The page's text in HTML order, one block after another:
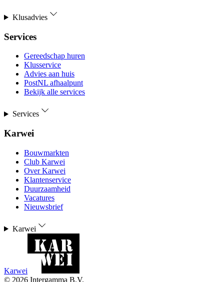
Klusadvies
Services
Gereedschap huren
Klusservice
Advies aan huis
PostNL afhaalpunt
Bekijk alle services
Services
Karwei
Bouwmarkten
Club Karwei
Over Karwei
Klantenservice
Duurzaamheid
Vacatures
Nieuwsbrief
Karwei
Karwei
© 2026 Intergamma B.V.